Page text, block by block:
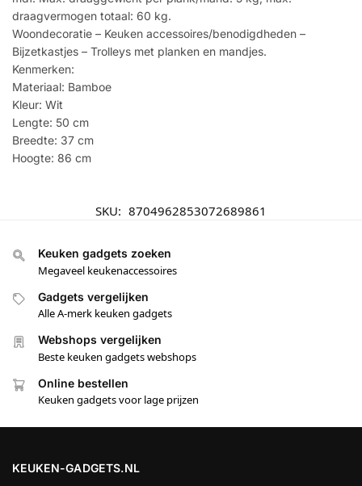
draagvermogen totaal: 60 kg.
Woondecoratie – Keuken accessoires/benodigdheden –
Bijzetkastjes – Trolleys met planken en mandjes.
Kenmerken:
Materiaal: Bamboe
Kleur: Wit
Lengte: 50 cm
Breedte: 37 cm
Hoogte: 86 cm
SKU: 8704962853072689861
Keuken gadgets zoeken
Megaveel keukenaccessoires
Gadgets vergelijken
Alle A-merk keuken gadgets
Webshops vergelijken
Beste keuken gadgets webshops
Online bestellen
Keuken gadgets voor lage prijzen
KEUKEN-GADGETS.NL